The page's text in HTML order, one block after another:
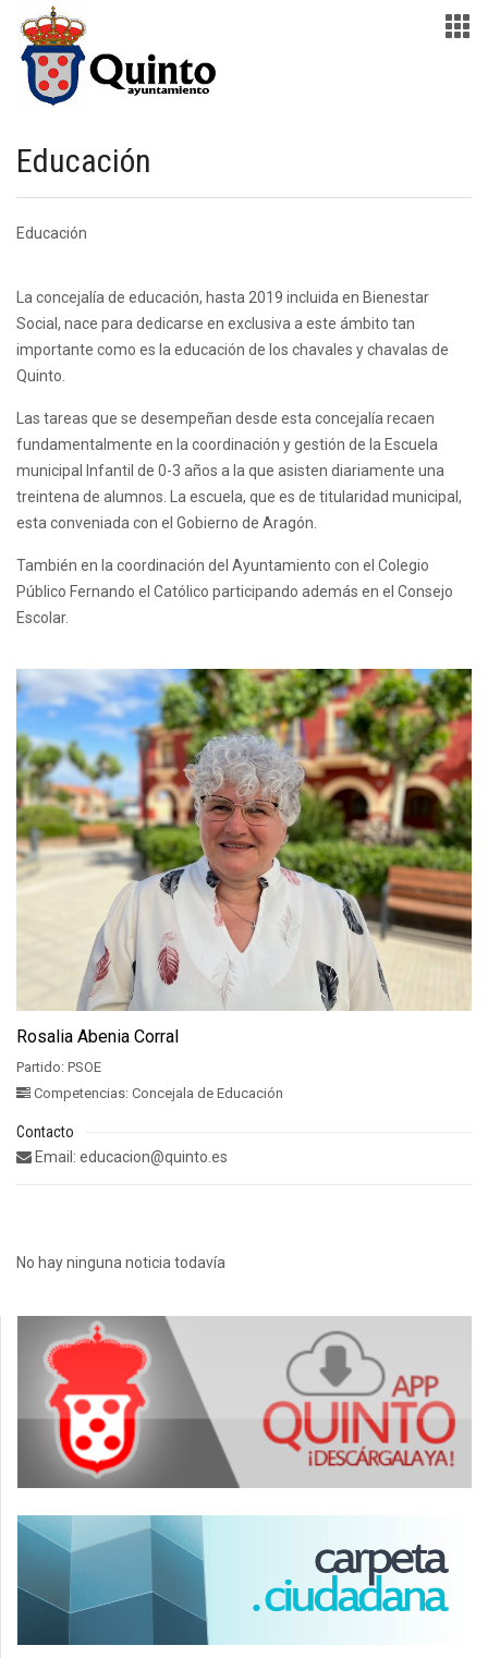
Educación
Educación
La concejalía de educación, hasta 2019 incluida en Bienestar
Social, nace para dedicarse en exclusiva a este ámbito tan
importante como es la educación de los chavales y chavalas de
Quinto.
Las tareas que se desempeñan desde esta concejalía recaen
fundamentalmente en la coordinación y gestión de la Escuela
municipal Infantil de 0-3 años a la que asisten diariamente una
treintena de alumnos. La escuela, que es de titularidad municipal,
esta conveniada con el Gobierno de Aragón.
También en la coordinación del Ayuntamiento con el Colegio
Público Fernando el Católico participando además en el Consejo
Escolar.
Rosalia Abenia Corral
Partido: PSOE
Competencias: Concejala de Educación
Contacto
Email: educacion@quinto.es
No hay ninguna noticia todavía